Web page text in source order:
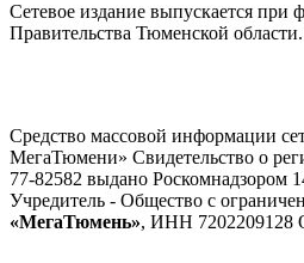
Сетевое издание выпускается при
Правительства Тюменской области.
Средство массовой информации
МегаТюмени» Свидетельство о
77-82582 выдано Роскомнадзором
Учредитель - Общество с
«МегаТюмень», ИНН 7202209128